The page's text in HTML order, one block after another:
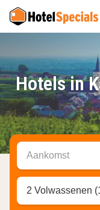
Hotels in
Aankomst
2 Volwassenen